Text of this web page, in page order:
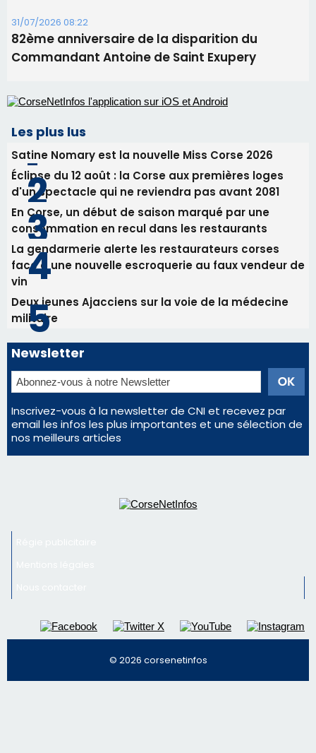
31/07/2026 08:22
82ème anniversaire de la disparition du
Commandant Antoine de Saint Exupery
Les plus lus
Satine Nomary est la nouvelle Miss Corse 2026
Éclipse du 12 août : la Corse aux premières loges
d'un spectacle qui ne reviendra pas avant 2081
En Corse, un début de saison marqué par une
consommation en recul dans les restaurants
La gendarmerie alerte les restaurateurs corses
face à une nouvelle escroquerie au faux vendeur de
vin
Deux jeunes Ajacciens sur la voie de la médecine
militaire
Newsletter
Inscrivez-vous à la newsletter de CNI et recevez par
email les infos les plus importantes et une sélection de
nos meilleurs articles
© 2026 corsenetinfos